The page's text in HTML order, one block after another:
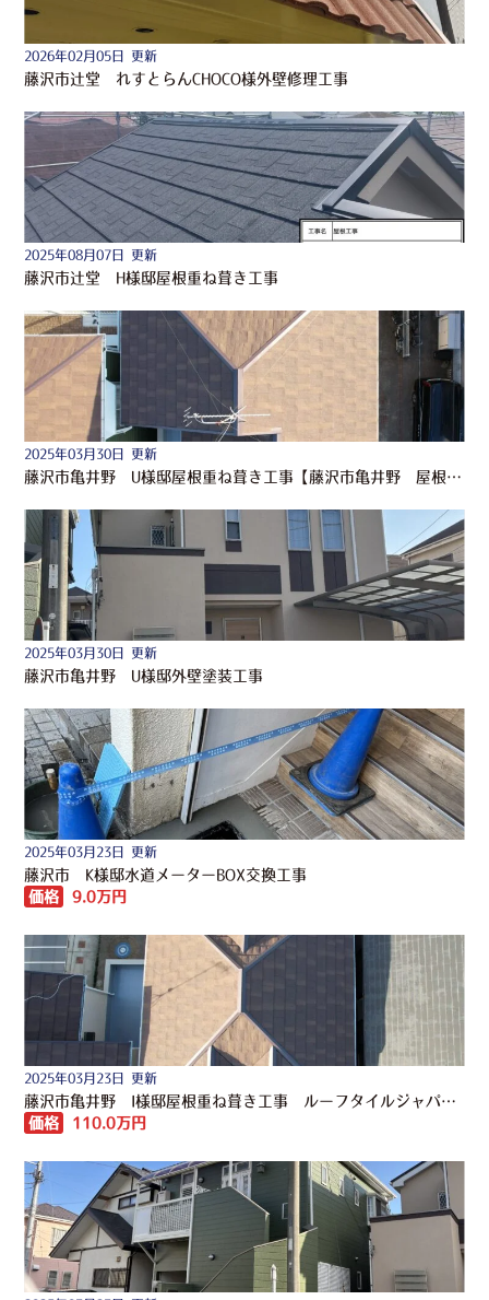
2026年02月05日 更新
藤沢市辻堂 れすとらんCHOCO様外壁修理工事
2025年08月07日 更新
藤沢市辻堂 H様邸屋根重ね葺き工事
2025年03月30日 更新
藤沢市亀井野 U様邸屋根重ね葺き工事【藤沢市亀井野 屋根工事】
2025年03月30日 更新
藤沢市亀井野 U様邸外壁塗装工事
2025年03月23日 更新
藤沢市 K様邸水道メーターBOX交換工事
価格
9.0万円
2025年03月23日 更新
藤沢市亀井野 I様邸屋根重ね葺き工事 ルーフタイルジャパン”一閃”
価格
110.0万円